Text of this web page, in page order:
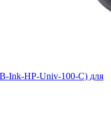
Ink-HP-Univ-100-C) для